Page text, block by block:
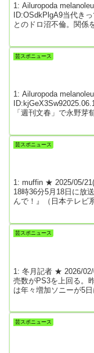
1: Ailuropoda
ID:OSdkPlgA9当代き
とのドロ沼不倫。関係
2025/05/07(水)
ャン3: 名無しさん＠恐
芸スポニュース
1: Ailuropoda
「週刊文春」で永野
俳優活動に大きな支障
支えていた“最も近い
芸スポニュース
1: muffin ★ 2025/05/
18時36分5月18日に放
んで！』（日本テレビ
の定番ネタの一つに、
縁をつけられ「制裁ビ
芸スポニュース
1: 冬月記者 ★ 2026/02/
売数がPS3を上回る。
は年々増加ソニーが5
「PS3」を上回ったこ
PlayStation 5は同四半
芸スポニュース